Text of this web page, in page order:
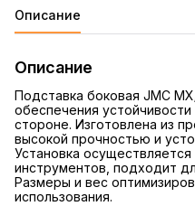
Описание
Описание
Подставка боковая JMC
обеспечения
стороне. Изготовлена из
высокой прочностью и
Установка
инструментов, подходит
Размеры и вес
использования.